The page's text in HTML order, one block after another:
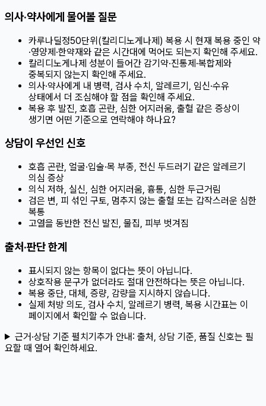
의사·약사에게 물어볼 질문
카루나딜정50단위(칼리디노게나제) 복용 시 현재 복용 중인 약
·영양제·한약재와 같은 시간대에 먹어도 되는지 확인해 주세요.
칼리디노게나제 성분이 들어간 감기약·진통제·복합제와
중복되지 않는지 확인해 주세요.
의사·약사에게 내 병력, 검사 수치, 알레르기, 임신·수유
상태에서 더 조심해야 할 점을 확인해 주세요.
복용 후 발진, 호흡 곤란, 심한 어지러움, 출혈 같은 증상이
생기면 어떤 기준으로 연락해야 하나요?
상담이 우선인 신호
호흡 곤란, 얼굴·입술·목 부종, 전신 두드러기 같은 알레르기
의심 증상
의식 저하, 실신, 심한 어지러움, 흉통, 심한 두근거림
검은 변, 피 섞인 구토, 멈추지 않는 출혈 또는 갑작스러운 심한
복통
고열을 동반한 전신 발진, 물집, 피부 벗겨짐
출처·판단 한계
표시되지 않는 항목이 없다는 뜻이 아닙니다.
상호작용 문구가 없더라도 절대 안전하다는 뜻은 아닙니다.
복용 중단, 대체, 증량, 감량을 지시하지 않습니다.
실제 처방 의도, 검사 수치, 알레르기 병력, 복용 시간표는 이
페이지에서 확인할 수 없습니다.
근거·상담 기준 펼치기추가 안내: 출처, 상담 기준, 품질 신호는 필
요할 때 열어 확인하세요.